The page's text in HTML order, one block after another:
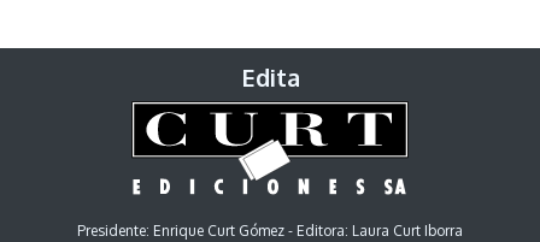
Edita
Presidente: Enrique Curt Gómez - Editora: Laura Curt Iborra